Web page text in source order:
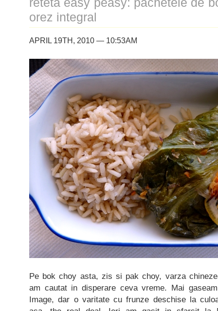
reteta easy peasy: pachetele de
orez integral
APRIL 19TH, 2010 — 10:53AM
Pe bok choy asta, zis si pak choy, varza
am cautat in disperare ceva vreme. Mai
Image, dar o varitate cu frunze deschise la